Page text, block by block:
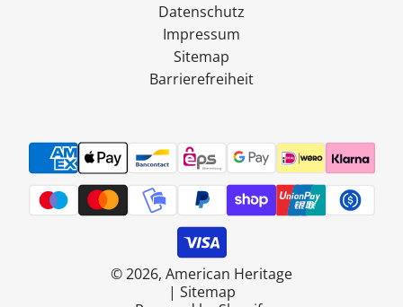
Datenschutz
Impressum
Sitemap
Barrierefreiheit
© 2026, American Heritage
| Sitemap